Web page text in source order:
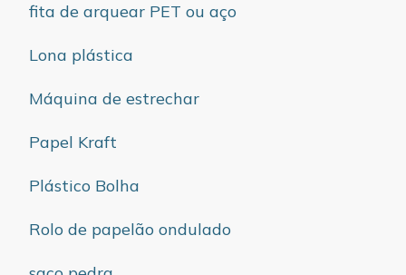
fita de arquear PET ou aço
Lona plástica
Máquina de estrechar
Papel Kraft
Plástico Bolha
Rolo de papelão ondulado